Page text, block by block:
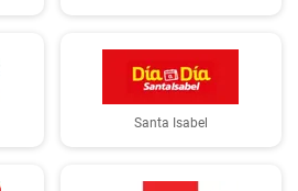
Santa Isabel